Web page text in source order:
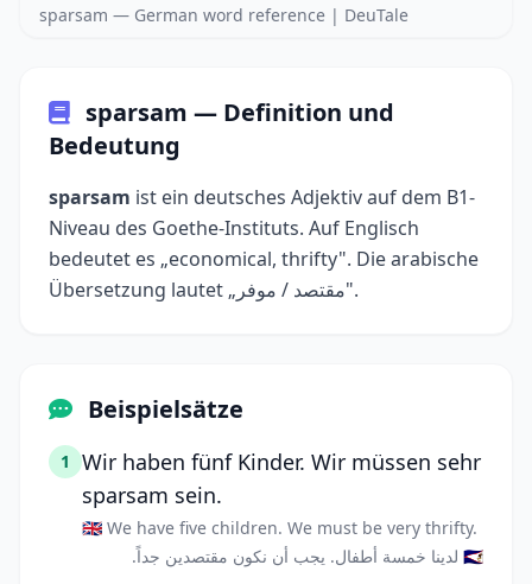
sparsam — German word reference | DeuTale
sparsam — Definition und
Bedeutung
sparsam ist ein deutsches Adjektiv auf dem B1-
Niveau des Goethe-Instituts. Auf Englisch
bedeutet es „economical, thrifty". Die arabische
Übersetzung lautet „مقتصد / موفر".
Beispielsätze
1
Wir haben fünf Kinder. Wir müssen sehr
sparsam sein.
🇬🇧 We have five children. We must be very thrifty.
🇸🇦 لدينا خمسة أطفال. يجب أن نكون مقتصدين جداً.